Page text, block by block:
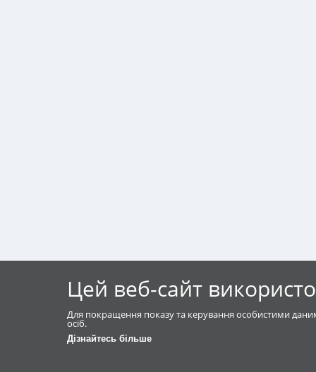
Цей веб-сайт
Для покращення показу та керування особистими
осіб.
Дізнайтесь більше